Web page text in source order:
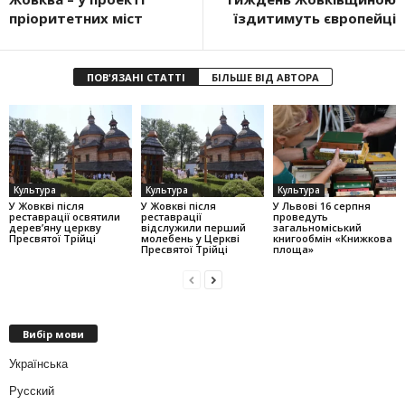
пріоритетних міст
їздитимуть європейці
ПОВ'ЯЗАНІ СТАТТІ БІЛЬШЕ ВІД АВТОРА
Культура
У Жовкві після
реставрації освятили
дерев’яну церкву
Пресвятої Трійці
Культура
У Жовкві після
реставрації
відслужили перший
молебень у Церкві
Пресвятої Трійці
Культура
У Львові 16 серпня
проведуть
загальноміський
книгообмін «Книжкова
площа»
Вибір мови
Українська
Русский